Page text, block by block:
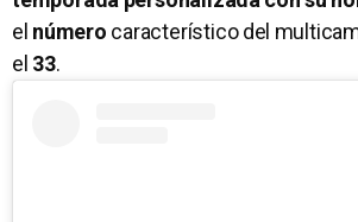
el número característico del
el 33.